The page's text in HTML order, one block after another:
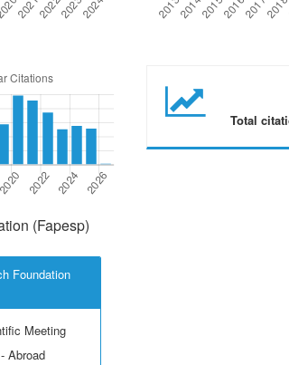
Total
(Fapesp)
Foundation
Meeting
Abroad